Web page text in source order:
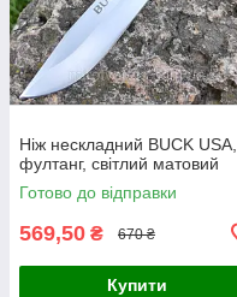
Ніж нескладний BUCK USA,
фултанг, світлий матовий
Готово до відправки
569,50 ₴ 670 ₴
Купити